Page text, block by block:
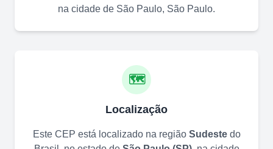
na cidade de São Paulo, São Paulo.
🗺️
Localização
Este CEP está localizado na região Sudestedo